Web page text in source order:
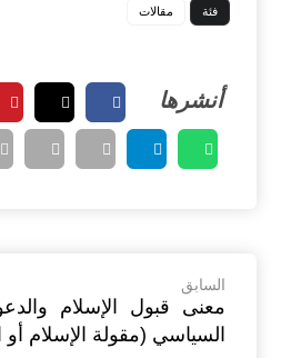
فئة مقالات
السابق
معنى قبول الإسلام
السياسي (مقولة الإسلام